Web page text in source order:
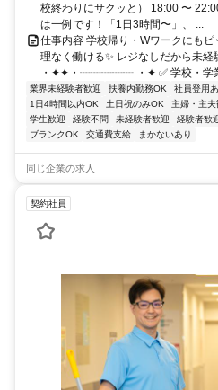
校終わりにサクッと） 18:00 〜
は一例です！「1日3時間〜」、 ...
仕事内容 学校帰り・Wワークにも
理なく働ける✨ レジなしだから
・✦✦・┈┈┈┈┈ ・✦ ✅ 学校・学業
業界未経験者歓迎 扶養内勤務OK 社員登用
1日4時間以内OK
土日祝のみOK 主婦・主夫
学生歓迎
経験不問 未経験者歓迎 経験者歓
ブランクOK
交通費支給 まかないあり
同じ企業の求人
契約社員